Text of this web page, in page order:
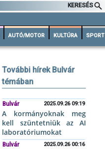
KERESÉS
AUTÓ/MOTOR KULTÚRA SPORT
További hírek Bulvár
témában
Bulvár 2025.09.26 09:19
A kormányoknak meg
kell szüntetniük az AI
laboratóriumokat
Bulvár 2025.09.26 00:16